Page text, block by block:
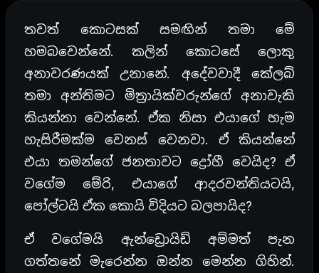
තවත් කොටසක් සමඟින් තමා මේ
හමබවෙන්නේ. කලින් කොටසේ ලොකු
අනාවරණයක් උනානේ. අදේවවාදී කේලබ්
තමා අන්තිමට මිත්‍රායික්වරුන්ගේ අනාවැකි
කියන්නා වෙන්නේ. ඒක නිසා එයාගේ හැම
හැසිරීමක්ම වෙනස් වෙනවා. ඒ කියන්නේ
එයා තමන්ගේ ජනතාවට ද්‍රෝහී වෙයිද? ඒ
වගේම මේරි, එයාගේ ආදරවන්තියටයි,
පෝල්ටයි ඒක කොයි විදියට බලපායිද?
ඒ වගේමයි ඇන්ඩ්‍රොයිඩ් අම්මත් පැන
ගත්තනේ මැරෙන්න ඔන්න මෙන්න ගිහින්.